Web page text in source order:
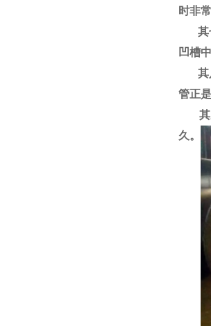
时非
其七
凹槽
其八
管正
其九
久。